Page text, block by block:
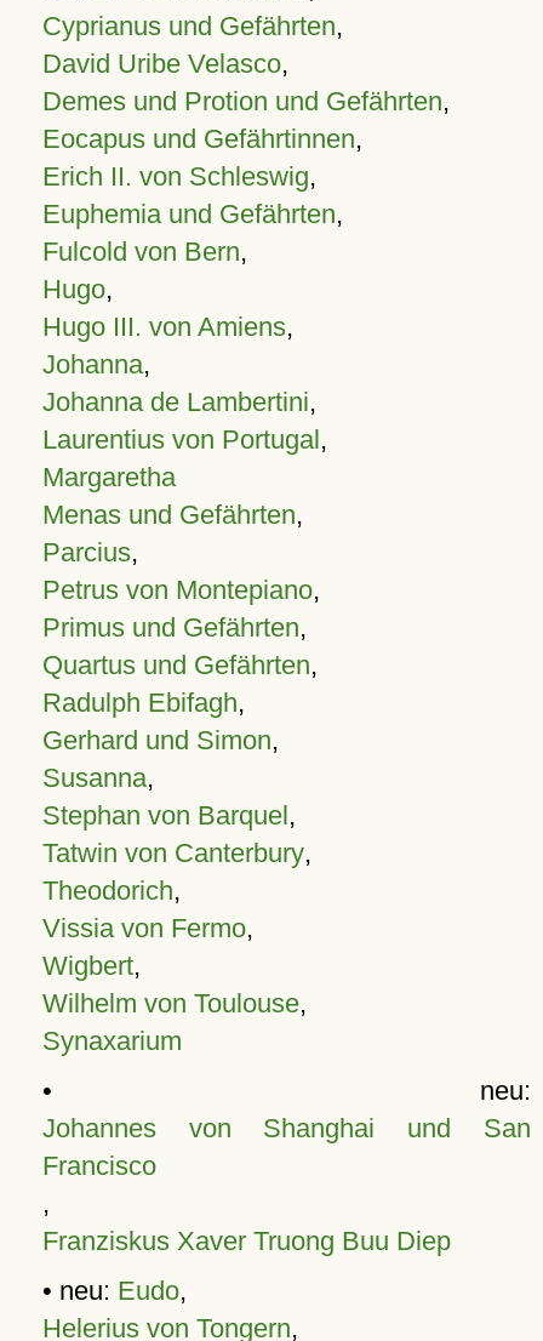
Cyprianus und Gefährten,
David Uribe Velasco,
Demes und Protion und Gefährten,
Eocapus und Gefährtinnen,
Erich II. von Schleswig,
Euphemia und Gefährten,
Fulcold von Bern,
Hugo,
Hugo III. von Amiens,
Johanna,
Johanna de Lambertini,
Laurentius von Portugal,
Margaretha
Menas und Gefährten,
Parcius,
Petrus von Montepiano,
Primus und Gefährten,
Quartus und Gefährten,
Radulph Ebifagh,
Gerhard und Simon,
Susanna,
Stephan von Barquel,
Tatwin von Canterbury,
Theodorich,
Vissia von Fermo,
Wigbert,
Wilhelm von Toulouse,
Synaxarium
• neu:
Johannes von Shanghai und San
Francisco
,
Franziskus Xaver Truong Buu Diep
• neu: Eudo,
Helerius von Tongern,